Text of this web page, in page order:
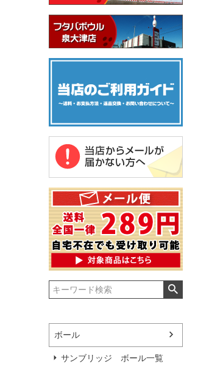
ボール
サンブリッジ ボール一覧